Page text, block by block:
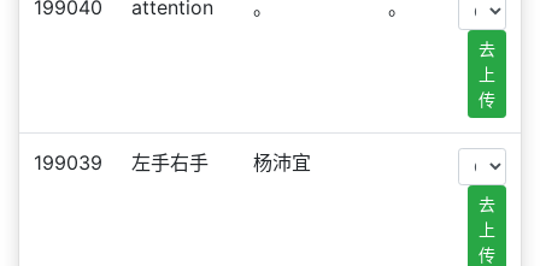
199040 attention 。 。
去
上
传
199039 左手右手 杨沛宜
去
上
传